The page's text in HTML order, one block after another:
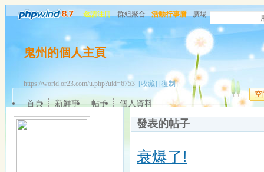
邀請注冊 群組聚合 活動行事曆 廣場
鬼州的個人主頁
https://world.or23.com/u.php?uid=6753 [收藏] [復制]
空
首頁 新鮮事 帖子 個人資料
發表的帖子
衰爆了!